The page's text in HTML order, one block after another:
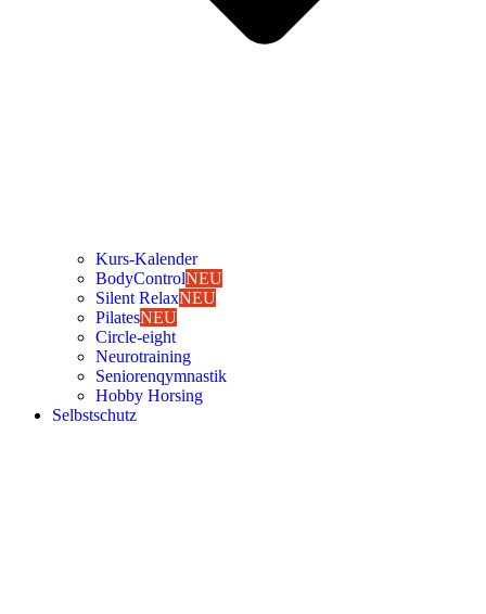
Kurs-Kalen­­der
Body­Con­trolNEU
Silent RelaxNEU
Pila­tesNEU
Cir­cle-eight
Neu­ro­trai­ning
Senio­ren­qym­nas­tik
Hob­by Hor­sing
Selbst­schutz